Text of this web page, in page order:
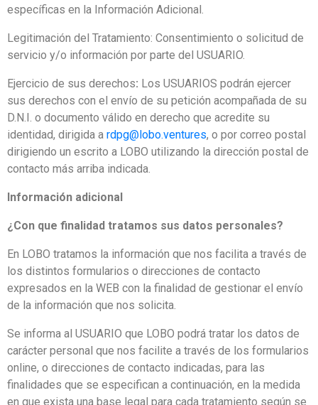
específicas en la Información Adicional.
Legitimación del Tratamiento: Consentimiento o solicitud de
servicio y/o información por parte del USUARIO.
Ejercicio de sus derechos: Los USUARIOS podrán ejercer
sus derechos con el envío de su petición acompañada de su
D.N.I. o documento válido en derecho que acredite su
identidad, dirigida a rdpg@lobo.ventures, o por correo postal
dirigiendo un escrito a LOBO utilizando la dirección postal de
contacto más arriba indicada.
Información adicional
¿Con que finalidad tratamos sus datos personales?
En LOBO tratamos la información que nos facilita a través de
los distintos formularios o direcciones de contacto
expresados en la WEB con la finalidad de gestionar el envío
de la información que nos solicita.
Se informa al USUARIO que LOBO podrá tratar los datos de
carácter personal que nos facilite a través de los formularios
online, o direcciones de contacto indicadas, para las
finalidades que se especifican a continuación, en la medida
en que exista una base legal para cada tratamiento según se